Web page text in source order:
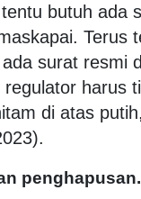
butuh ada
Terus
surat resmi
regulator harus
di atas